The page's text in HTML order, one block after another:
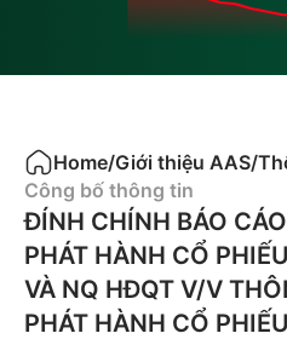
Home/Giới thiệu AAS/
Công bố thông tin
ĐÍNH CHÍNH BÁO
PHÁT HÀNH CỔ
VÀ NQ HĐQT V/V
PHÁT HÀNH CỔ